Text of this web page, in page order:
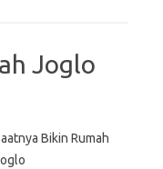
Joglo
Bikin Rumah